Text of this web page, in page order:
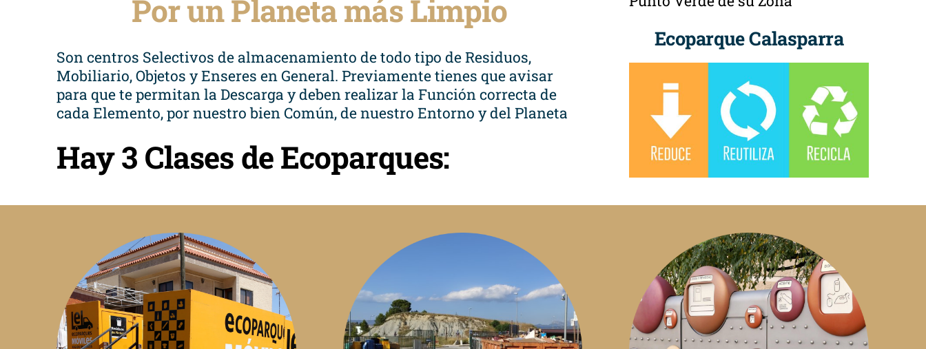
Por un Planeta más Limpio
Son centros Selectivos de almacenamiento de todo tipo de Residuos,
Mobiliario, Objetos y Enseres en General. Previamente tienes que avisar
para que te permitan la Descarga y deben realizar la Función correcta de
cada Elemento, por nuestro bien Común, de nuestro Entorno y del Planeta
Hay 3 Clases de Ecoparques:
Ecoparque Calasparra